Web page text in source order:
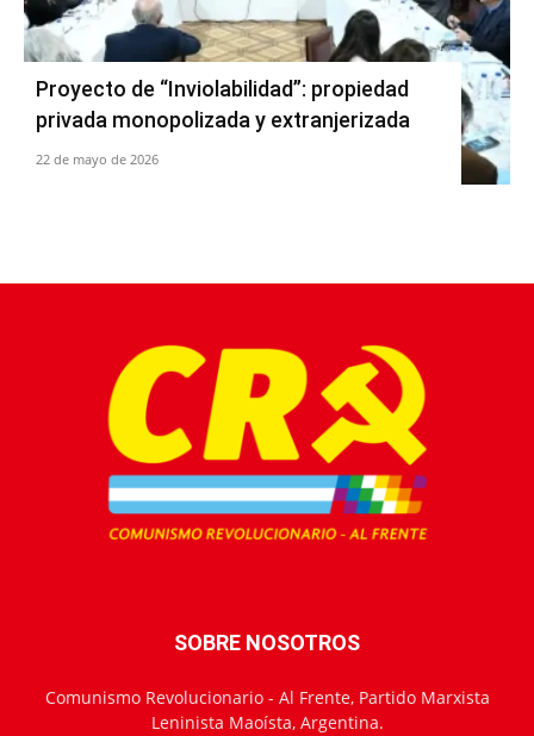
Proyecto de “Inviolabilidad”: propiedad
privada monopolizada y extranjerizada
22 de mayo de 2026
SOBRE NOSOTROS
Comunismo Revolucionario - Al Frente, Partido Marxista
Leninista Maoísta, Argentina.